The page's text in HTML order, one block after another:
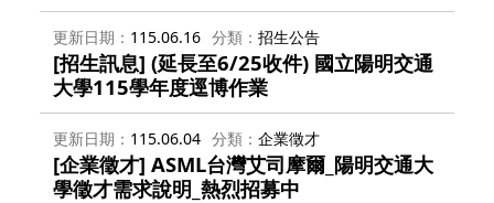
更新日期 115.06.16 分類 招生公告
[招生訊息] (延長至6/25收件) 國立陽明交通
大學115學年度逕博作業
更新日期 115.06.04 分類 企業徵才
[企業徵才] ASML台灣艾司摩爾_陽明交通大
學徵才需求說明_熱烈招募中